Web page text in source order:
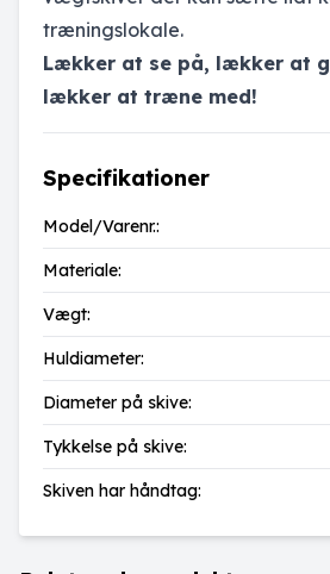
træningslokale.
Lækker at se på, lækker at
lækker at træne med!
Specifikationer
Model/Varenr.:
Materiale:
Vægt:
Huldiameter:
Diameter på skive:
Tykkelse på skive:
Skiven har håndtag: